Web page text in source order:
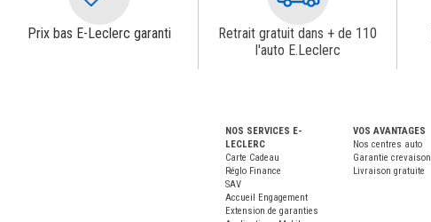
Prix bas E-Leclerc garanti
Retrait gratuit dans + de 110
l'auto E.Leclerc
NOS SERVICES E-
LECLERC
Carte Cadeau
Réglo Finance
SAV
Accueil Engagement
Extension de garanties
VOS AVANTAGES
Nos centres auto
Garantie crevaison
Livraison gratuite